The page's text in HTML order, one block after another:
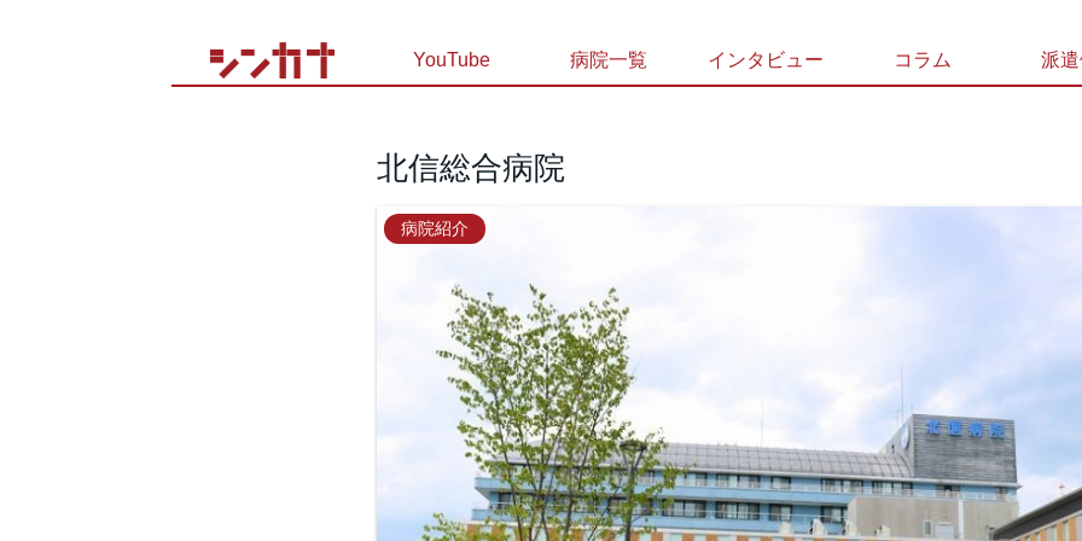
YouTube 病院一覧 インタビュー コラム 派
北信総合病院
病院紹介